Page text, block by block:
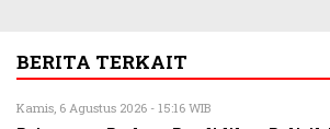
BERITA TERKAIT
Kamis, 6 Agustus 2026 - 15:16 WIB